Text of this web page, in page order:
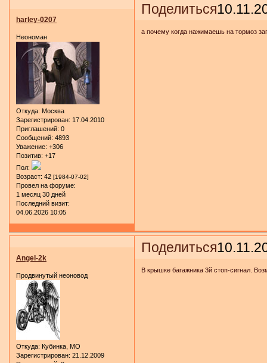
Поделиться
harley-0207
Неономан
Откуда: Москва
Зарегистрирован: 17.04.2010
Приглашений: 0
Сообщений: 4893
Уважение: +306
Позитив: +17
Пол:
Возраст: 42 [1984-07-02]
Провел на форуме:
1 месяц 30 дней
Последний визит:
04.06.2026 10:05
а почему когда нажимаешь на тормоз
Поделиться
Angel-2k
Продвинутый неоновод
Откуда: Кубинка, МО
Зарегистрирован: 21.12.2009
В крышке багажника 3й стоп-сигнал.